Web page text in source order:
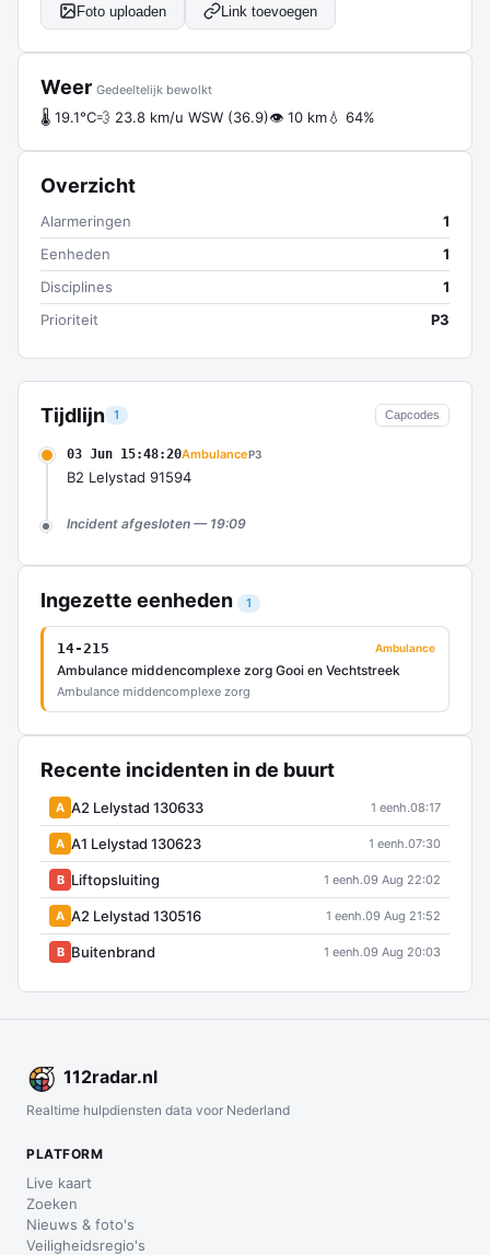
Tijdlijn 1 Capcodes
03 Jun 15:48:20AmbulanceP3
B2 Lelystad 91594
Incident afgesloten — 19:09
Ingezette eenheden 1
14-215 Ambulance
Ambulance middencomplexe zorg Gooi en Vechtstreek
Ambulance middencomplexe zorg
Recente incidenten in de buurt
A A2 Lelystad 130633 1 eenh.08:17
A A1 Lelystad 130623 1 eenh.07:30
B Liftopsluiting 1 eenh.09 Aug 22:02
A A2 Lelystad 130516 1 eenh.09 Aug 21:52
B Buitenbrand 1 eenh.09 Aug 20:03
Foto uploaden Link toevoegen
Weer Gedeeltelijk bewolkt
🌡 19.1°C💨 23.8 km/u WSW (36.9)👁 10 km💧 64%
Overzicht
Alarmeringen
1
Eenheden
1
Disciplines
1
Prioriteit
P3
112radar.nl
Realtime hulpdiensten data voor Nederland
PLATFORM
Live kaart
Zoeken
Nieuws & foto's
Veiligheidsregio's